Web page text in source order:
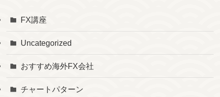
FX講座
Uncategorized
おすすめ海外FX会社
チャートパターン